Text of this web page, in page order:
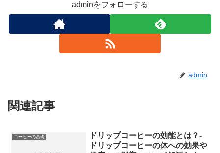
adminをフォローする
admin
関連記事
コーヒーの基礎
ドリップコーヒーの効能とは？-
ドリップコーヒーの体への効果や